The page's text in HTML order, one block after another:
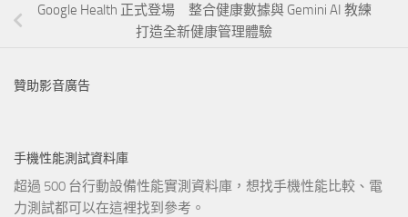
Google Health 正式登場 整合健康數據與 Gemini AI 教練
打造全新健康管理體驗
贊助影音廣告
手機性能測試資料庫
超過 500 台行動設備性能實測資料庫，想找手機性能比較、電
力測試都可以在這裡找到參考。